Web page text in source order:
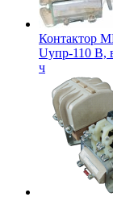
Контактор
Uупр-110 В,
ч